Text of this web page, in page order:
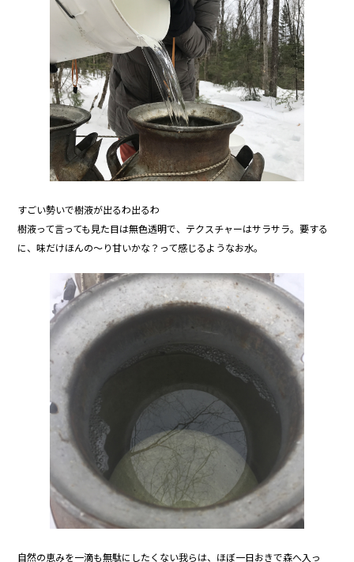
すごい勢いで樹液が出るわ出るわ
樹液って言っても見た目は無色透明で、テクスチャーはサラサラ。要する
に、味だけほんの～り甘いかな？って感じるようなお水。
自然の恵みを一滴も無駄にしたくない我らは、ほぼ一日おきで森へ入っ